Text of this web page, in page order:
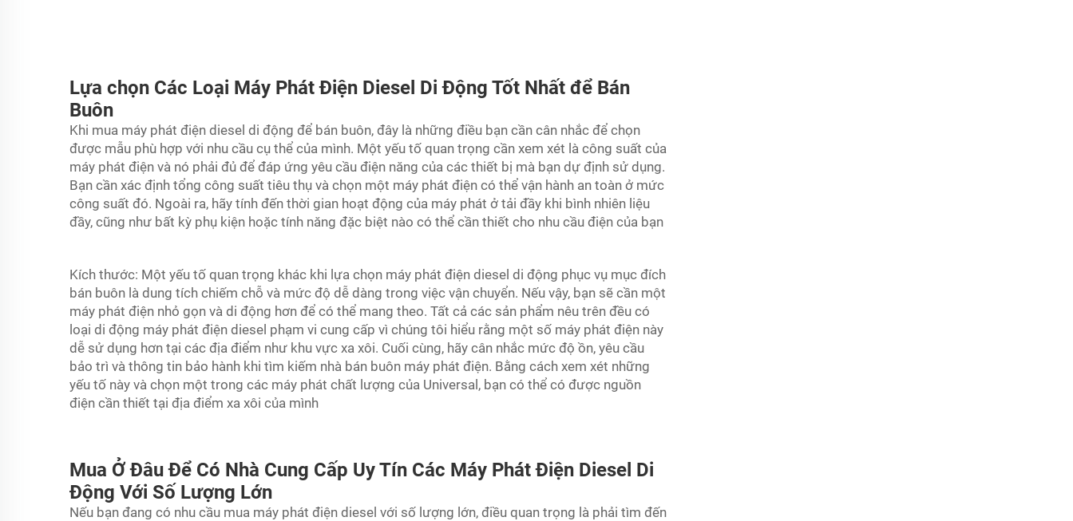
Lựa chọn Các Loại Máy Phát Điện Diesel Di Động Tốt Nhất để Bán
Buôn
Khi mua máy phát điện diesel di động để bán buôn, đây là những điều bạn cần cân nhắc để chọn
được mẫu phù hợp với nhu cầu cụ thể của mình. Một yếu tố quan trọng cần xem xét là công suất của
máy phát điện và nó phải đủ để đáp ứng yêu cầu điện năng của các thiết bị mà bạn dự định sử dụng.
Bạn cần xác định tổng công suất tiêu thụ và chọn một máy phát điện có thể vận hành an toàn ở mức
công suất đó. Ngoài ra, hãy tính đến thời gian hoạt động của máy phát ở tải đầy khi bình nhiên liệu
đầy, cũng như bất kỳ phụ kiện hoặc tính năng đặc biệt nào có thể cần thiết cho nhu cầu điện của bạn
Kích thước: Một yếu tố quan trọng khác khi lựa chọn máy phát điện diesel di động phục vụ mục đích
bán buôn là dung tích chiếm chỗ và mức độ dễ dàng trong việc vận chuyển. Nếu vậy, bạn sẽ cần một
máy phát điện nhỏ gọn và di động hơn để có thể mang theo. Tất cả các sản phẩm nêu trên đều có
loại di động máy phát điện diesel phạm vi cung cấp vì chúng tôi hiểu rằng một số máy phát điện này
dễ sử dụng hơn tại các địa điểm như khu vực xa xôi. Cuối cùng, hãy cân nhắc mức độ ồn, yêu cầu
bảo trì và thông tin bảo hành khi tìm kiếm nhà bán buôn máy phát điện. Bằng cách xem xét những
yếu tố này và chọn một trong các máy phát chất lượng của Universal, bạn có thể có được nguồn
điện cần thiết tại địa điểm xa xôi của mình
Mua Ở Đâu Để Có Nhà Cung Cấp Uy Tín Các Máy Phát Điện Diesel Di
Động Với Số Lượng Lớn
Nếu bạn đang có nhu cầu mua máy phát điện diesel với số lượng lớn, điều quan trọng là phải tìm đến